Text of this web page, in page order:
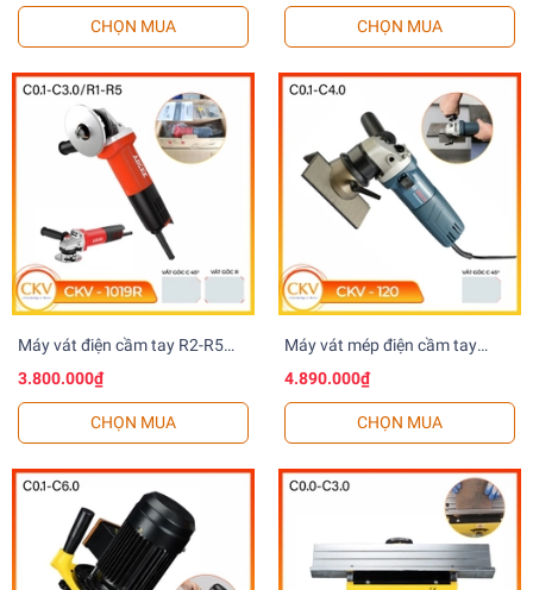
CHỌN MUA CHỌN MUA
Máy vát điện cầm tay R2-R5
CKV-1019R
3.800.000₫
CHỌN MUA
Máy vát mép điện cầm tay
Bosch C0.1-C4.0 CKV-120
4.890.000₫
CHỌN MUA